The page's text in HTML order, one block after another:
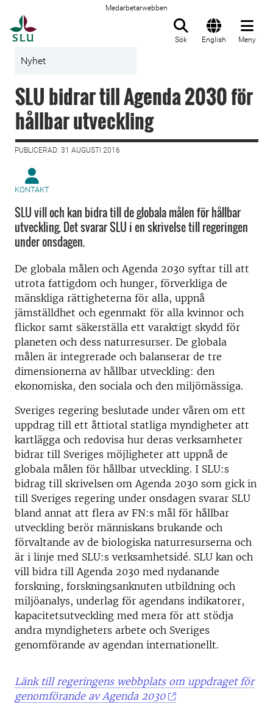
Medarbetarwebben
Sök English Meny
Nyhet
SLU bidrar till Agenda 2030 för
hållbar utveckling
PUBLICERAD: 31 AUGUSTI 2016
KONTAKT
SLU vill och kan bidra till de globala målen för hållbar
utveckling. Det svarar SLU i en skrivelse till regeringen
under onsdagen.
De globala målen och Agenda 2030 syftar till att
utrota fattigdom och hunger, förverkliga de
mänskliga rättigheterna för alla, uppnå
jämställdhet och egenmakt för alla kvinnor och
flickor samt säkerställa ett varaktigt skydd för
planeten och dess naturresurser. De globala
målen är integrerade och balanserar de tre
dimensionerna av hållbar utveckling: den
ekonomiska, den sociala och den miljömässiga.
Sveriges regering beslutade under våren om ett
uppdrag till ett åttiotal statliga myndigheter att
kartlägga och redovisa hur deras verksamheter
bidrar till Sveriges möjligheter att uppnå de
globala målen för hållbar utveckling. I SLU:s
bidrag till skrivelsen om Agenda 2030 som gick in
till Sveriges regering under onsdagen svarar SLU
bland annat att flera av FN:s mål för hållbar
utveckling berör människans brukande och
förvaltande av de biologiska naturresurserna och
är i linje med SLU:s verksamhetsidé. SLU kan och
vill bidra till Agenda 2030 med nydanande
forskning, forskningsanknuten utbildning och
miljöanalys, underlag för agendans indikatorer,
kapacitetsutveckling med mera för att stödja
andra myndigheters arbete och Sveriges
genomförande av agendan internationellt.
Länk till regeringens webbplats om uppdraget för
genomförande av Agenda 2030